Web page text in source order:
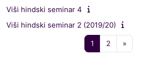
Viši hindski seminar 4
Viši hindski seminar 2 (2019/20)
1 2 页 2»